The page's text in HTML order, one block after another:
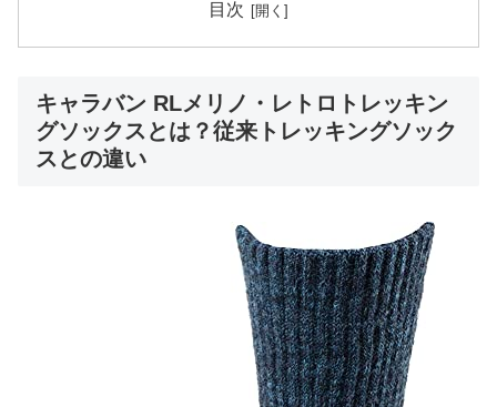
目次
キャラバン RLメリノ・レトロトレッキン
グソックスとは？従来トレッキングソック
スとの違い